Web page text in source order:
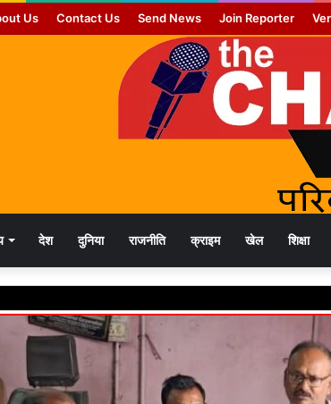
Us Contact Us Send News Join Reporter
देश दुनिया राजनीति क्राइम खेल शिक्षा